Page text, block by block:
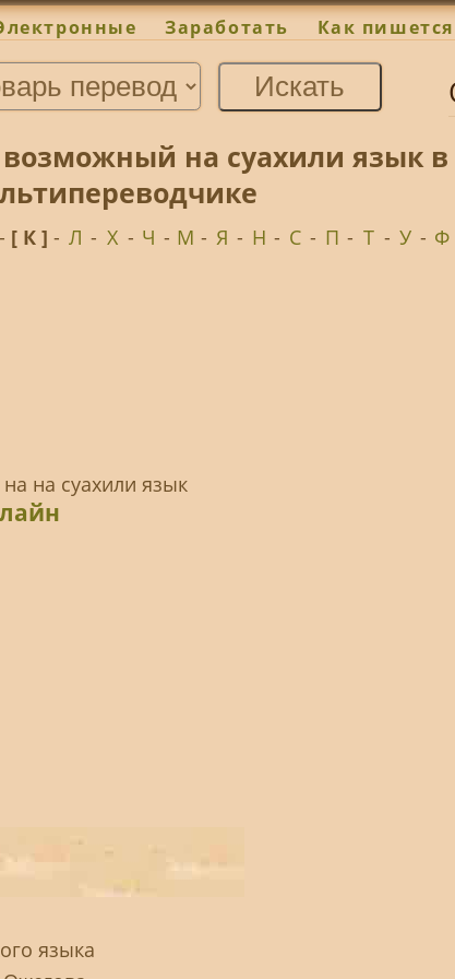
Заработать Как
на суахили язык
- [ К ]- Л - Х - Ч - М - Я - Н - С - П - Т - У - Ф
на на суахили язык
языка